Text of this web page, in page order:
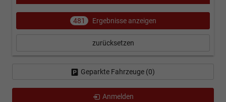
481 Ergebnisse anzeigen
zurücksetzen
Geparkte Fahrzeuge (0)
Anmelden